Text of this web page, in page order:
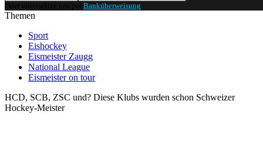
Oder unterstütze uns per Banküberweisung
Themen
Sport
Eishockey
Eismeister Zaugg
National League
Eismeister on tour
HCD, SCB, ZSC und? Diese Klubs wurden schon Schweizer
Hockey-Meister